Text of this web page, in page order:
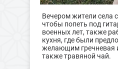
Вечером жители села
чтобы попеть под
военных лет, также
кухня, где были
желающим гречневая
также травяной чай.